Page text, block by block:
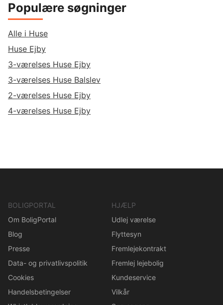
Populære søgninger
Alle i Huse
Huse Ejby
3-værelses Huse Ejby
3-værelses Huse Balslev
2-værelses Huse Ejby
4-værelses Huse Ejby
BOLIGPORTAL
Om BoligPortal
Blog
Presse
Data- og privatlivspolitik
Cookies
Handelsbetingelser
HJÆLP
Udlej værelse
Flyttesyn
Fremlejekontrakt
Fremlej lejebolig
Kundeservice
Vilkår